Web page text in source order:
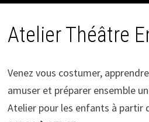
Atelier Théâtre
Venez vous costumer,
amuser et préparer ensemble
Atelier pour les enfants à partir